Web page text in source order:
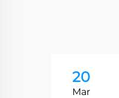
20
Mar